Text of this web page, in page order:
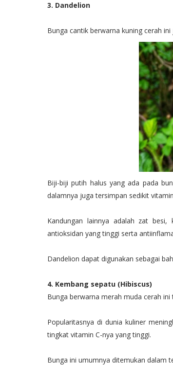
3. Dandelion
Bunga cantik berwarna kuning cerah
Biji-biji putih halus yang ada pada
dalamnya juga tersimpan sedikit
Kandungan lainnya adalah zat
antioksidan yang tinggi serta
Dandelion dapat digunakan sebagai
4. Kembang sepatu (Hibiscus)
Bunga berwarna merah muda cerah
Popularitasnya di dunia kuliner
tingkat vitamin C-nya yang tinggi.
Bunga ini umumnya ditemukan dalam